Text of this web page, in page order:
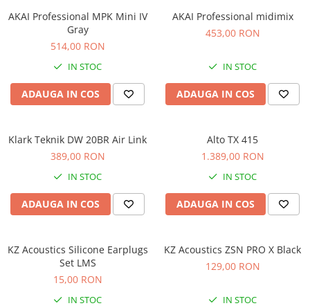
Accesorii pentru lumini
Cabluri de Alimentare
Case-uri de lumini
Comenzi si controllere
Efecte de lumini
Masini de fum si ceata
Mixere DMX
Moving Head-uri
Proiectoare
Scene şi Ring-uri de Dans
Stative si schela lumini
Instrumente Muzicale
AKAI Professional MPK Mini IV
Gray
514,00 RON
IN STOC
ADAUGA IN COS
AKAI Professional midimix
453,00 RON
IN STOC
ADAUGA IN COS
Klark Teknik DW 20BR Air Link
389,00 RON
IN STOC
ADAUGA IN COS
Alto TX 415
1.389,00 RON
IN STOC
ADAUGA IN COS
KZ Acoustics Silicone Earplugs
Set LMS
15,00 RON
IN STOC
KZ Acoustics ZSN PRO X Black
129,00 RON
IN STOC